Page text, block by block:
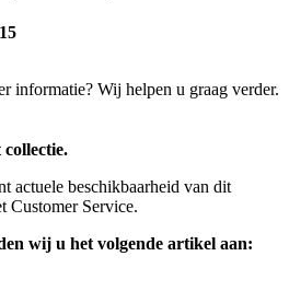
informatie? Wij helpen u graag verder.
actuele beschikbaarheid van dit
Customer Service.
wij u het volgende artikel aan: